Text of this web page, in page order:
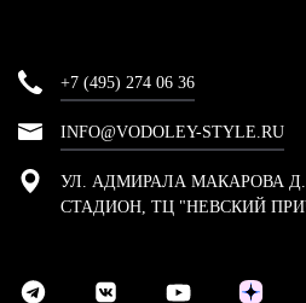
+7 (495) 274 06 36
INFO@VODOLEY-STYLE.RU
УЛ. АДМИРАЛА МАКАРОВА Д.
СТАДИОН, ТЦ "НЕВСКИЙ